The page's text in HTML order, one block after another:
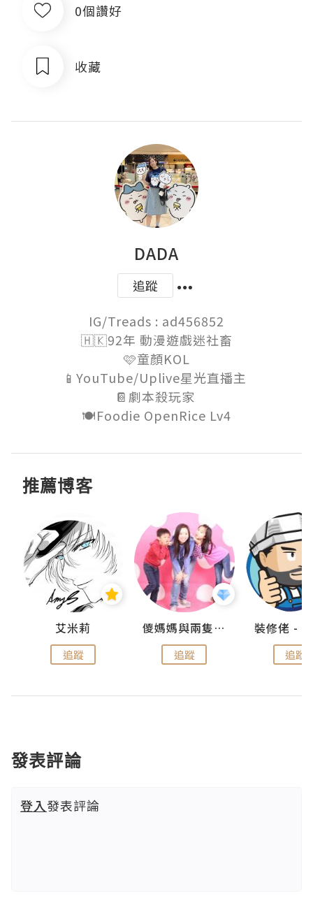
0個讚好
收藏
DADA
追蹤
IG/Treads : ad456852
🇭🇰92年 動漫遊戲迷社畜
🩷童顏KOL
📱YouTube/Uplive星光直播主
📔劇本殺玩家
🍽️Foodie OpenRice Lv4
推薦博客
艾米莉
追蹤
儍媽媽與兩隻小魔怪之家
追蹤 追蹤
發表評論
登入發表評論